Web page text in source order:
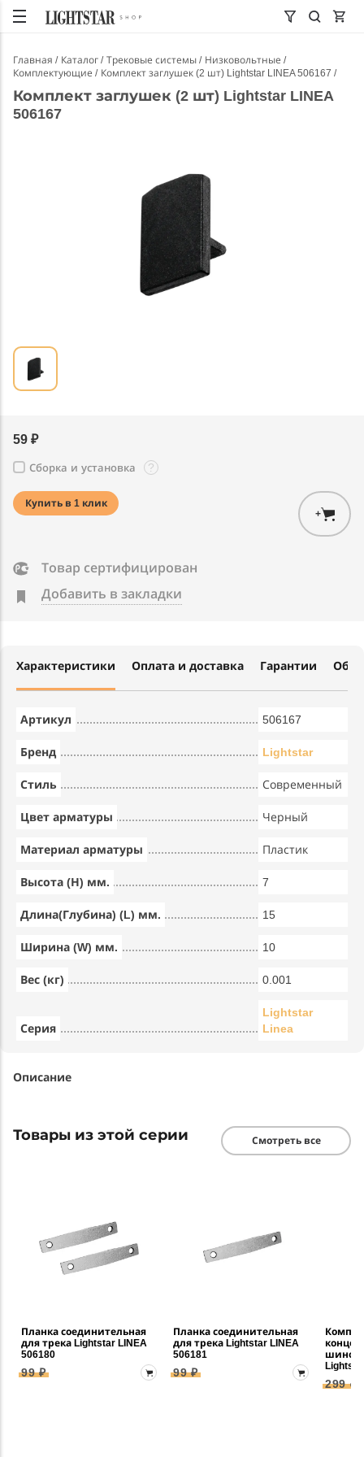
Главная Каталог Трековые системы
Низковольтные
Комплектующие
Комплект заглушек (2 шт) Lightstar LINEA 506167
Комплект заглушек (2 шт) Lightstar LINEA
506167
59 ₽
Сборка и установка ?
+
Купить в 1 клик
Товар сертифицирован
Добавить в закладки
Характеристики Оплата и доставка Гарантии
Артикул 506167
Бренд Lightstar
Стиль Современный
Цвет арматуры Черный
Материал арматуры Пластик
Высота (Н) мм. 7
Длина(Глубина) (L) мм. 15
Ширина (W) мм. 10
Вес (кг) 0.001
Серия
Lightstar
Linea
Описание
Товары из этой серии Смотреть все
Планка соединительная
для трека Lightstar LINEA
506180
99 ₽
Планка соединительная
для трека Lightstar LINEA
506181
99 ₽
299 ₽